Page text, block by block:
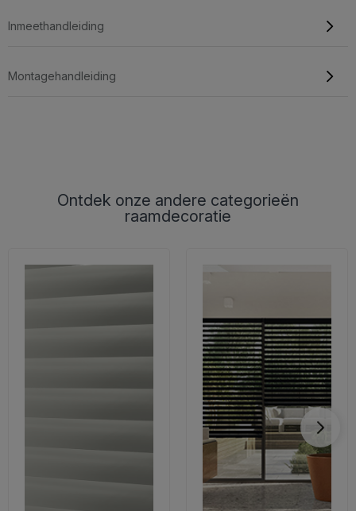
Inmeethandleiding
Montagehandleiding
Ontdek onze andere categorieën
raamdecoratie